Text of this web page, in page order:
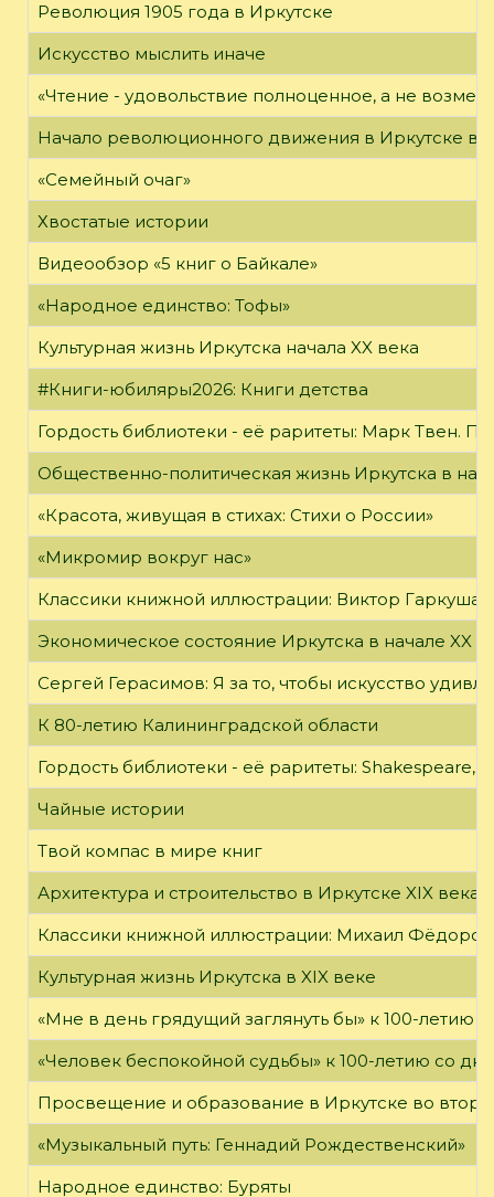
Революция 1905 года в Иркутске
Искусство мыслить иначе
«Чтение - удовольствие полноценное, а не
Начало революционного движения в Иркутске в
«Семейный очаг»
Хвостатые истории
Видеообзор «5 книг о Байкале»
«Народное единство: Тофы»
Культурная жизнь Иркутска начала XX века
#Книги-юбиляры2026: Книги детства
Гордость библиотеки - её раритеты: Марк Твен.
Общественно-политическая жизнь Иркутска в
«Красота, живущая в стихах: Стихи о России»
«Микромир вокруг нас»
Классики книжной иллюстрации: Виктор Гаркуша
Экономическое состояние Иркутска в начале XX
Сергей Герасимов: Я за то, чтобы искусство
К 80-летию Калининградской области
Гордость библиотеки - её раритеты: Shakespeare,
Чайные истории
Твой компас в мире книг
Архитектура и строительство в Иркутске XIX века
Классики книжной иллюстрации: Михаил Фёдоров
Культурная жизнь Иркутска в XIX веке
«Мне в день грядущий заглянуть бы» к 100-летию
«Человек беспокойной судьбы» к 100-летию со
Просвещение и образование в Иркутске во
«Музыкальный путь: Геннадий Рождественский»
Народное единство: Буряты